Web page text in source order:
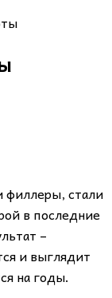
филлеры, стали
в последние
–
и выглядит
на годы.